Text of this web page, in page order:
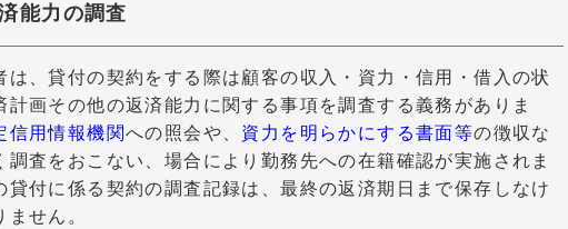
能力の調査
は、貸付の契約をする際は顧客の収入・資力・信用・借入の状
計画その他の返済能力に関する事項を調査する義務がありま
信用情報機関への照会や、 資力を明らかにする書面等の徴収な
調査をおこない、場合により勤務先への在籍確認が実施されま
貸付に係る契約の調査記録は、最終の返済期日まで保存しなけ
ません。